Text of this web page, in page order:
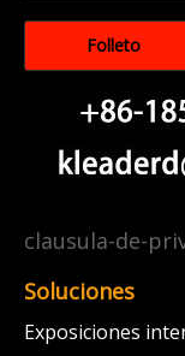
Folleto
clausula-de-
Soluciones
Exposiciones